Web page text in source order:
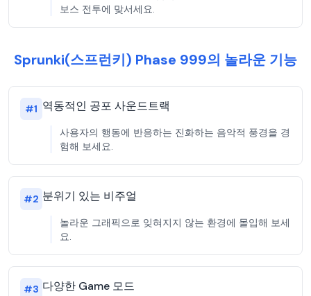
보스 전투에 맞서세요.
Sprunki(스프런키) Phase 999의 놀라운 기능
#1 역동적인 공포 사운드트랙
사용자의 행동에 반응하는 진화하는 음악적 풍경을 경
험해 보세요.
#2 분위기 있는 비주얼
놀라운 그래픽으로 잊혀지지 않는 환경에 몰입해 보세
요.
#3 다양한 Game 모드